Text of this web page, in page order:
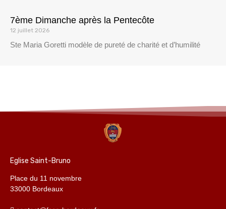
7ème Dimanche après la Pentecôte
12 juillet 2026
Ste Maria Goretti modèle de pureté de charité et d’humilité
Eglise Saint-Bruno
Place du 11 novembre
33000 Bordeaux